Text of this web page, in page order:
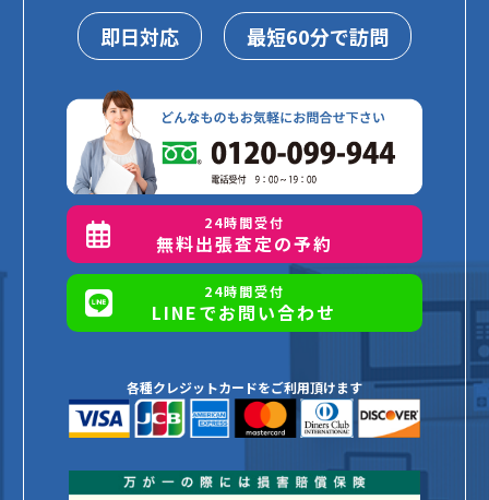
即日対応
最短60分で訪問
24時間受付
無料出張査定の予約
24時間受付
LINEでお問い合わせ
各種クレジットカードをご利用頂けます